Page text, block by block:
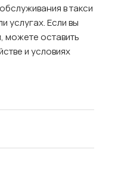
в такси
услугах. Если вы
можете оставить
и условиях